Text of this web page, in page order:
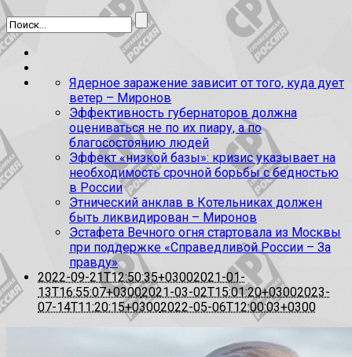
Ядерное заражение зависит от того, куда дует
ветер – Миронов
Эффективность губернаторов должна
оцениваться не по их пиару, а по
благосостоянию людей
Эффект «низкой базы»: кризис указывает на
необходимость срочной борьбы с бедностью
в России
Этнический анклав в Котельниках должен
быть ликвидирован – Миронов
Эстафета Вечного огня стартовала из Москвы
при поддержке «Справедливой России – За
правду»
2022-09-21T12:50:35+03002021-01-
13T16:55:07+03002021-03-02T15:01:20+03002023-
07-14T11:20:15+03002022-05-06T12:00:03+0300